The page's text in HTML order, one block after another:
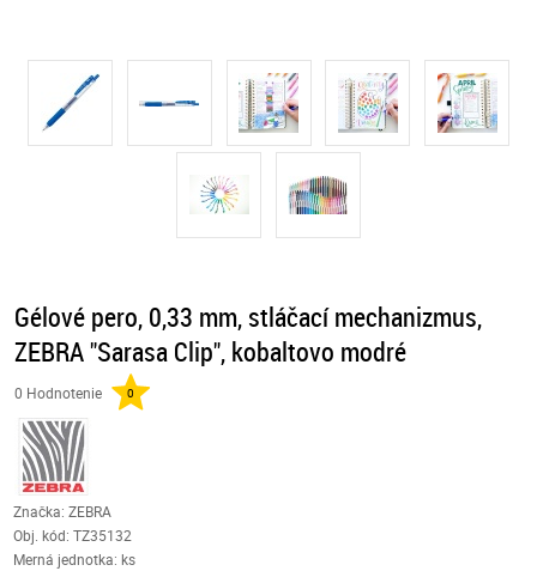
Gélové pero, 0,33 mm, stláčací mechanizmus,
ZEBRA "Sarasa Clip", kobaltovo modré
0 Hodnotenie 0
Značka: ZEBRA
Obj. kód:TZ35132
Merná jednotka: ks